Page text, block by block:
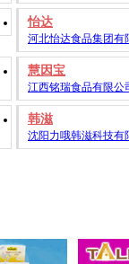
怡达
河北怡达食品集团有
慧因宝
江西铭瑞食品有限公
韩滋
沈阳力哦韩滋科技有